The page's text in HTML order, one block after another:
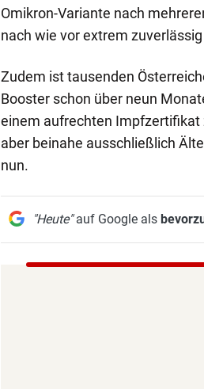
Omikron-Variante nach
nach wie vor extrem
Zudem ist tausenden
Booster schon über neun
einem aufrechten Impfzertifikat
aber beinahe ausschließlich
nun.
"Heute"auf Google als